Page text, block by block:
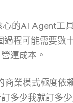
的AI Agent工
程可能需要數
運成本。
業模式極度依
多少我就訂多